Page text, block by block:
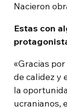
Nacieron
Estas con
«Gracias
de calidez y
la
ucranianos,